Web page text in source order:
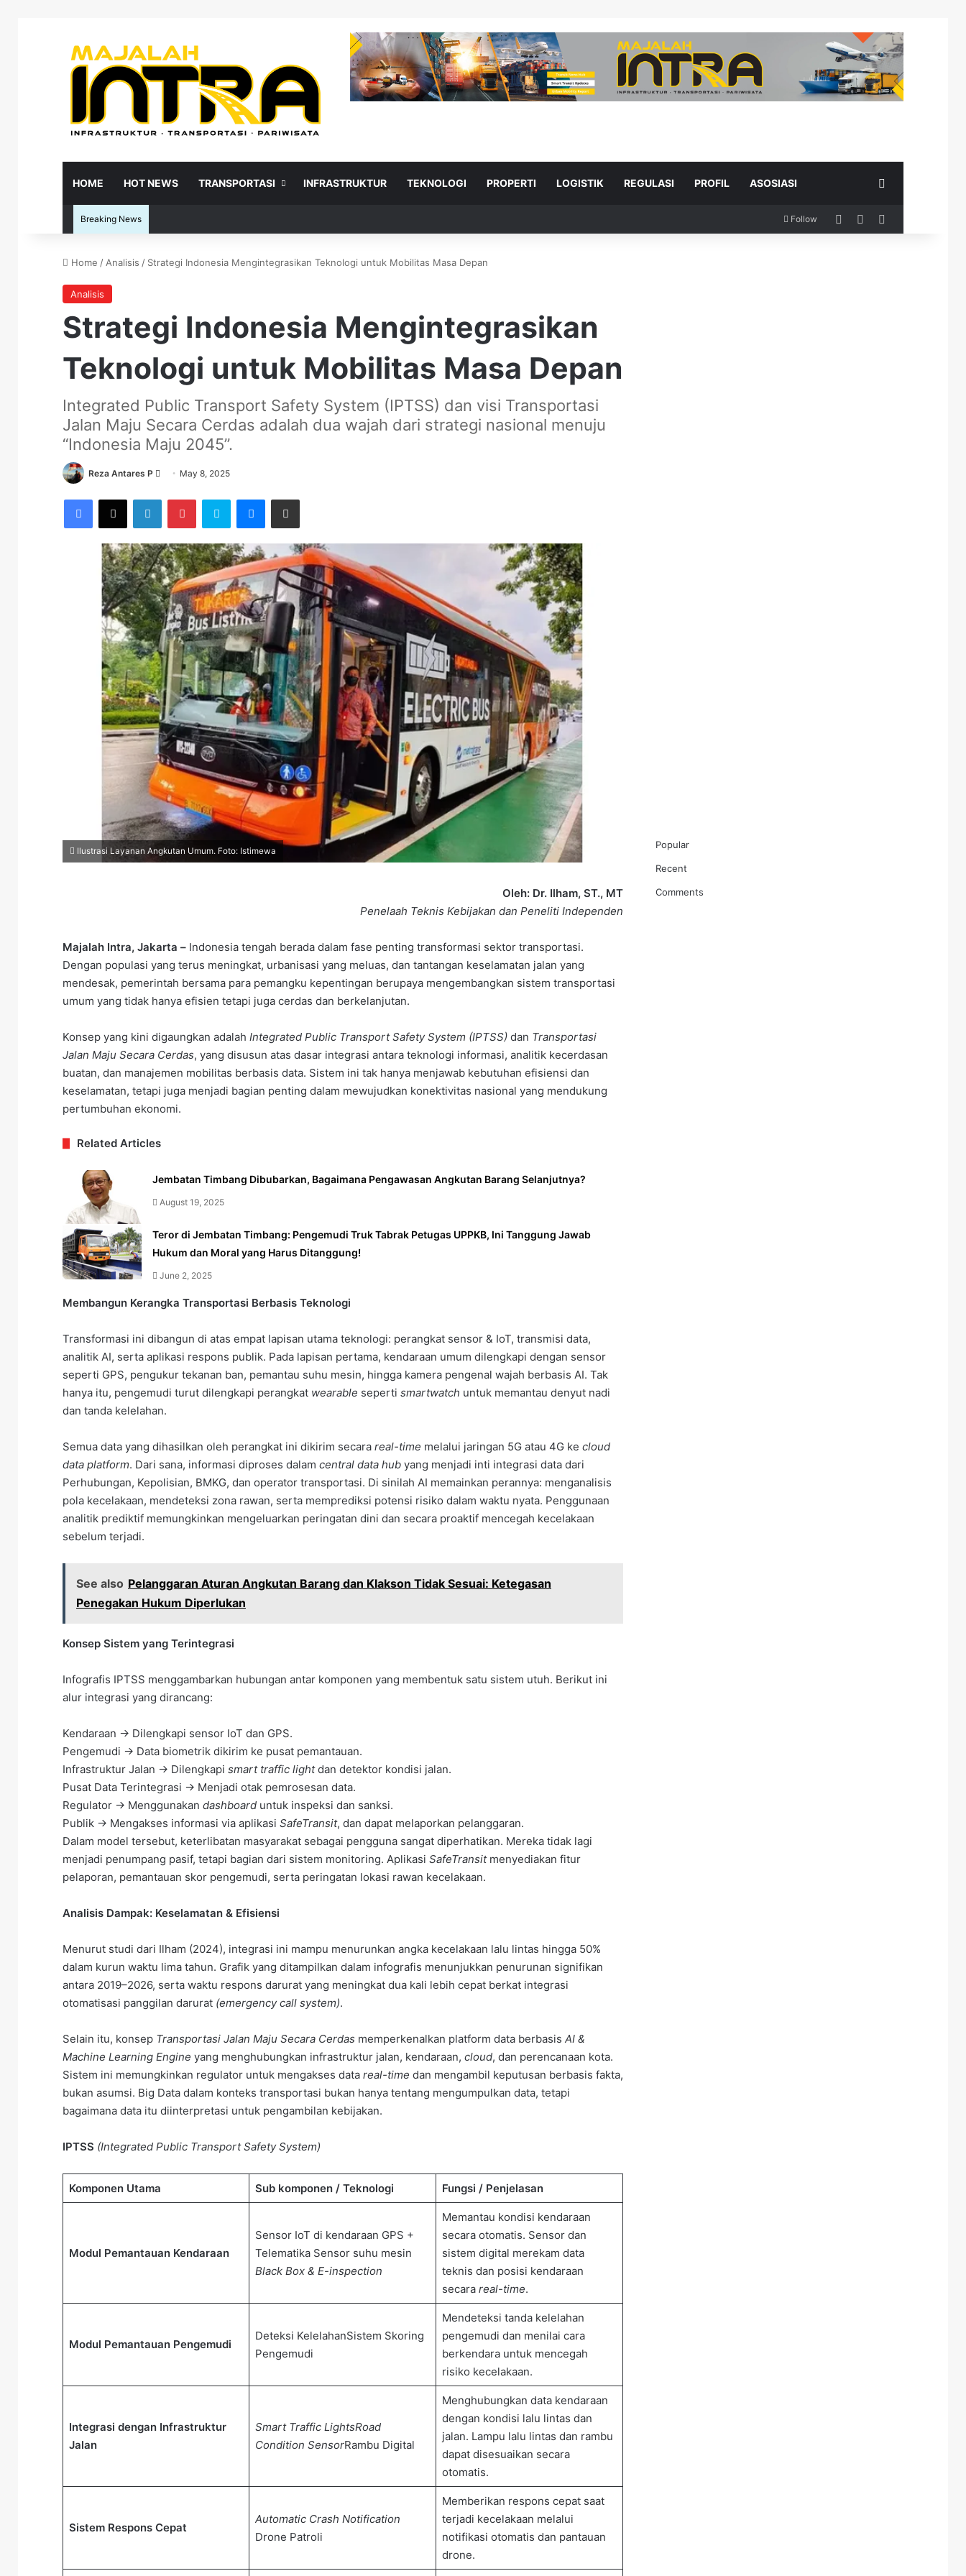
HOME HOT NEWS TRANSPORTASI INFRASTRUKTUR TEKNOLOGI PROPERTI LOGISTIK REGULASI PROFIL ASOSIASI
Breaking News Follow Log InRandom Article
Home /Analisis / Strategi Indonesia Mengintegrasikan Teknologi untuk Mobilitas Masa Depan
Analisis
Strategi Indonesia Mengintegrasikan
Teknologi untuk Mobilitas Masa Depan
Integrated Public Transport Safety System (IPTSS) dan visi Transportasi
Jalan Maju Secara Cerdas adalah dua wajah dari strategi nasional menuju
“Indonesia Maju 2045”.
Reza Antares P
Send
email
May 8, 2025
Facebook
X LinkedInPinterestSkype Messenger
Share via Email
Ilustrasi Layanan Angkutan Umum. Foto: Istimewa
Oleh: Dr. Ilham, ST., MT
Penelaah Teknis Kebijakan dan Peneliti Independen
Majalah Intra, Jakarta – Indonesia tengah berada dalam fase penting transformasi sektor transportasi.
Dengan populasi yang terus meningkat, urbanisasi yang meluas, dan tantangan keselamatan jalan yang
mendesak, pemerintah bersama para pemangku kepentingan berupaya mengembangkan sistem transportasi
umum yang tidak hanya efisien tetapi juga cerdas dan berkelanjutan.
Konsep yang kini digaungkan adalah Integrated Public Transport Safety System (IPTSS) dan Transportasi
Jalan Maju Secara Cerdas, yang disusun atas dasar integrasi antara teknologi informasi, analitik kecerdasan
buatan, dan manajemen mobilitas berbasis data. Sistem ini tak hanya menjawab kebutuhan efisiensi dan
keselamatan, tetapi juga menjadi bagian penting dalam mewujudkan konektivitas nasional yang mendukung
pertumbuhan ekonomi.
Related Articles
Jembatan Timbang Dibubarkan, Bagaimana Pengawasan Angkutan Barang Selanjutnya?
August 19, 2025
Teror di Jembatan Timbang: Pengemudi Truk Tabrak Petugas UPPKB, Ini Tanggung Jawab
Hukum dan Moral yang Harus Ditanggung!
June 2, 2025
Membangun Kerangka Transportasi Berbasis Teknologi
Transformasi ini dibangun di atas empat lapisan utama teknologi: perangkat sensor & IoT, transmisi data,
analitik AI, serta aplikasi respons publik. Pada lapisan pertama, kendaraan umum dilengkapi dengan sensor
seperti GPS, pengukur tekanan ban, pemantau suhu mesin, hingga kamera pengenal wajah berbasis AI. Tak
hanya itu, pengemudi turut dilengkapi perangkat wearable seperti smartwatch untuk memantau denyut nadi
dan tanda kelelahan.
Semua data yang dihasilkan oleh perangkat ini dikirim secara real-time melalui jaringan 5G atau 4G ke cloud
data platform. Dari sana, informasi diproses dalam central data hub yang menjadi inti integrasi data dari
Perhubungan, Kepolisian, BMKG, dan operator transportasi. Di sinilah AI memainkan perannya: menganalisis
pola kecelakaan, mendeteksi zona rawan, serta memprediksi potensi risiko dalam waktu nyata. Penggunaan
analitik prediktif memungkinkan mengeluarkan peringatan dini dan secara proaktif mencegah kecelakaan
sebelum terjadi.
See also Pelanggaran Aturan Angkutan Barang dan Klakson Tidak Sesuai: Ketegasan
Penegakan Hukum Diperlukan
Konsep Sistem yang Terintegrasi
Infografis IPTSS menggambarkan hubungan antar komponen yang membentuk satu sistem utuh. Berikut ini
alur integrasi yang dirancang:
Kendaraan → Dilengkapi sensor IoT dan GPS.
Pengemudi → Data biometrik dikirim ke pusat pemantauan.
Infrastruktur Jalan → Dilengkapi smart traffic lightdan detektor kondisi jalan.
Pusat Data Terintegrasi → Menjadi otak pemrosesan data.
Regulator → Menggunakan dashboard untuk inspeksi dan sanksi.
Publik → Mengakses informasi via aplikasi SafeTransit, dan dapat melaporkan pelanggaran.
Dalam model tersebut, keterlibatan masyarakat sebagai pengguna sangat diperhatikan. Mereka tidak lagi
menjadi penumpang pasif, tetapi bagian dari sistem monitoring. Aplikasi SafeTransitmenyediakan fitur
pelaporan, pemantauan skor pengemudi, serta peringatan lokasi rawan kecelakaan.
Analisis Dampak: Keselamatan & Efisiensi
Menurut studi dari Ilham (2024), integrasi ini mampu menurunkan angka kecelakaan lalu lintas hingga 50%
dalam kurun waktu lima tahun. Grafik yang ditampilkan dalam infografis menunjukkan penurunan signifikan
antara 2019–2026, serta waktu respons darurat yang meningkat dua kali lebih cepat berkat integrasi
otomatisasi panggilan darurat (emergency call system).
Selain itu, konsep Transportasi Jalan Maju Secara Cerdas memperkenalkan platform data berbasis AI &
Machine Learning Engine yang menghubungkan infrastruktur jalan, kendaraan, cloud, dan perencanaan kota.
Sistem ini memungkinkan regulator untuk mengakses data real-time dan mengambil keputusan berbasis fakta,
bukan asumsi. Big Data dalam konteks transportasi bukan hanya tentang mengumpulkan data, tetapi
bagaimana data itu diinterpretasi untuk pengambilan kebijakan.
IPTSS (Integrated Public Transport Safety System)
Komponen Utama Sub komponen / Teknologi Fungsi / Penjelasan
Modul Pemantauan Kendaraan
Sensor IoT di kendaraan GPS +
Telematika Sensor suhu mesin
Black Box & E-inspection
Memantau kondisi kendaraan
secara otomatis. Sensor dan
sistem digital merekam data
teknis dan posisi kendaraan
secara real-time.
Modul Pemantauan Pengemudi
Deteksi KelelahanSistem Skoring
Pengemudi
Mendeteksi tanda kelelahan
pengemudi dan menilai cara
berkendara untuk mencegah
risiko kecelakaan.
Integrasi dengan Infrastruktur
Jalan
Smart Traffic LightsRoad
Condition SensorRambu Digital
Menghubungkan data kendaraan
dengan kondisi lalu lintas dan
jalan. Lampu lalu lintas dan rambu
dapat disesuaikan secara
otomatis.
Sistem Respons Cepat
Automatic Crash Notification
Drone Patroli
Memberikan respons cepat saat
terjadi kecelakaan melalui
notifikasi otomatis dan pantauan
drone.
Popular
Recent
Comments